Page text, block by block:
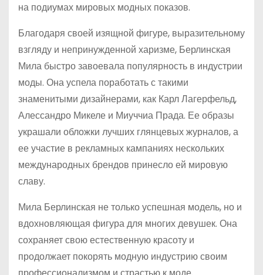
на подиумах мировых модных показов.
Благодаря своей изящной фигуре, выразительному
взгляду и непринужденной харизме, Берлинская
Мила быстро завоевала популярность в индустрии
моды. Она успела поработать с такими
знаменитыми дизайнерами, как Карл Лагерфельд,
Алессандро Микеле и Миуччиа Прада. Ее образы
украшали обложки лучших глянцевых журналов, а
ее участие в рекламных кампаниях нескольких
международных брендов принесло ей мировую
славу.
Мила Берлинская не только успешная модель, но и
вдохновляющая фигура для многих девушек. Она
сохраняет свою естественную красоту и
продолжает покорять модную индустрию своим